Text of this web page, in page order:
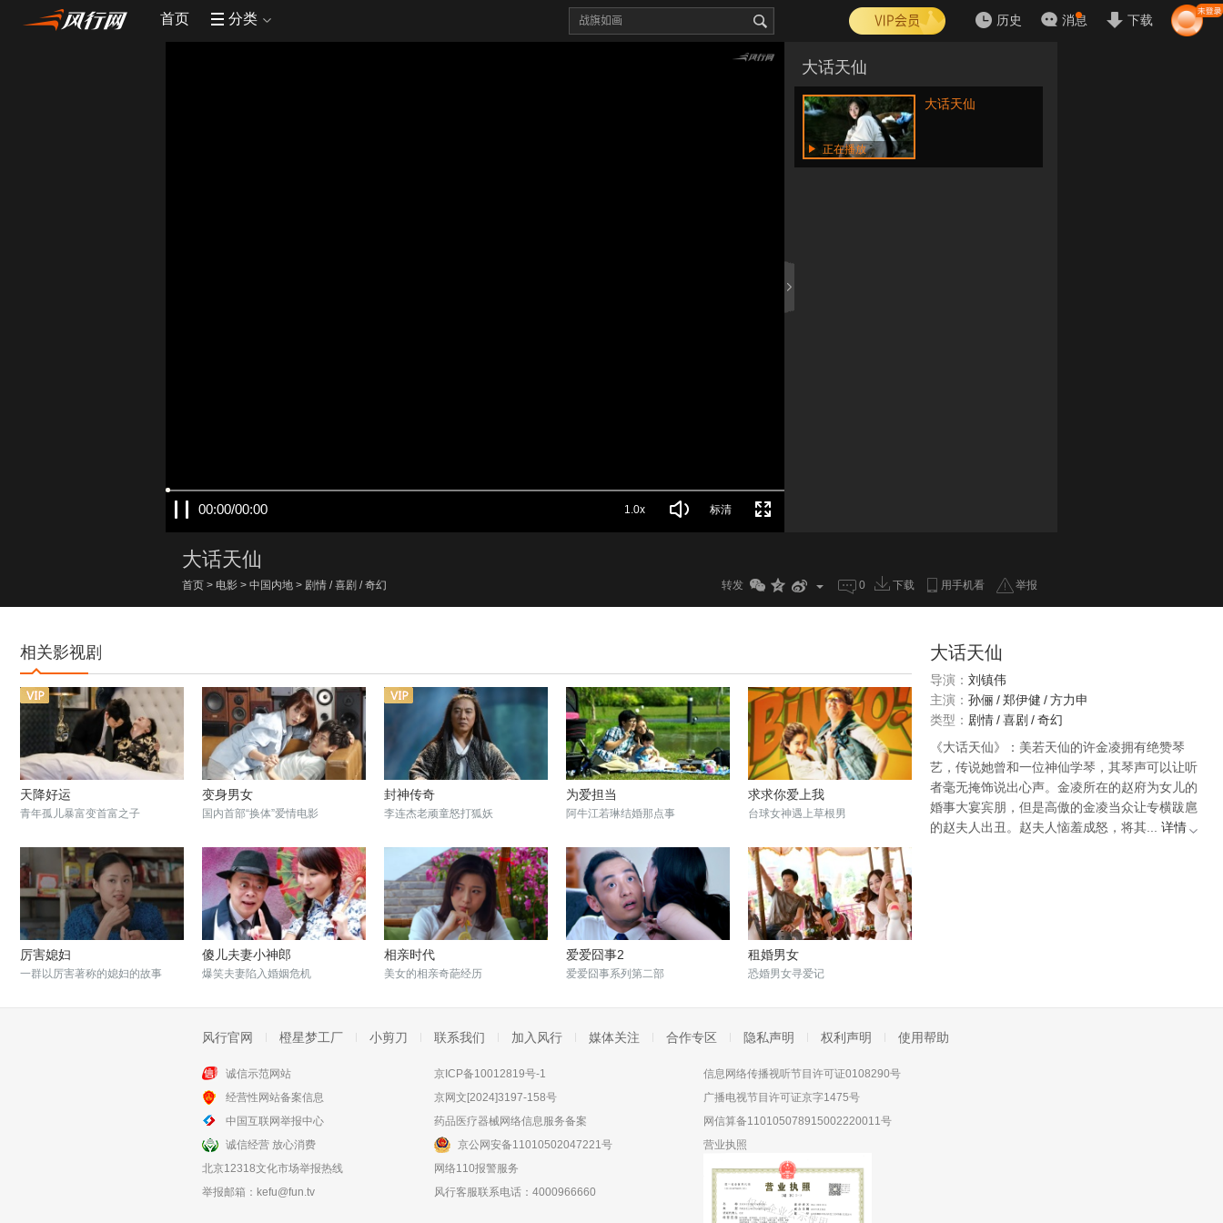
首页 分类 历史 消息 下载
00:00/00:00 1.0x 标清
大话天仙
正在播放
大话天仙
大话天仙
首页 > 电影 > 中国内地 > 剧情 / 喜剧 / 奇幻 转发 0 下载 用手机看 举报
相关影视剧
天降好运
青年孤儿暴富变首富之子
变身男女
国内首部“换体”爱情电影
封神传奇
李连杰老顽童怒打狐妖
为爱担当
阿牛江若琳结婚那点事
求求你爱上我
台球女神遇上草根男
厉害媳妇
一群以厉害著称的媳妇的故事
傻儿夫妻小神郎
爆笑夫妻陷入婚姻危机
相亲时代
美女的相亲奇葩经历
爱爱囧事2
爱爱囧事系列第二部
租婚男女
恐婚男女寻爱记
33号公路
大话天仙
导演： 刘镇伟
主演： 孙俪 /郑伊健 /方力申
类型： 剧情/喜剧 /奇幻
《大话天仙》：美若天仙的许金凌拥有绝赞琴
艺，传说她曾和一位神仙学琴，其琴声可以让听
者毫无掩饰说出心声。金凌所在的赵府为女儿的
婚事大宴宾朋，但是高傲的金凌当众让专横跋扈
的赵夫人出丑。赵夫人恼羞成怒，将其...
详情
风行官网 橙星梦工厂 小剪刀 联系我们 加入风行 媒体关注 合作专区 隐私声明 权利声明 使用帮助
诚信示范网站
经营性网站备案信息
中国互联网举报中心
诚信经营 放心消费
北京12318文化市场举报热线
举报邮箱： kefu@fun.tv
京ICP备10012819号-1
京网文[2024]3197-158号
药品医疗器械网络信息服务备案
京公网安备11010502047221号
网络110报警服务
风行客服联系电话：4000966660
信息网络传播视听节目许可证0108290号
广播电视节目许可证京字1475号
网信算备110105078915002220011号
营业执照